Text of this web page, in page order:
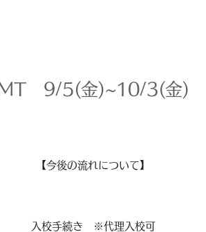
MT 9/5(金)~10/3(金)
【今後の流れについて】
入校手続き ※代理入校可